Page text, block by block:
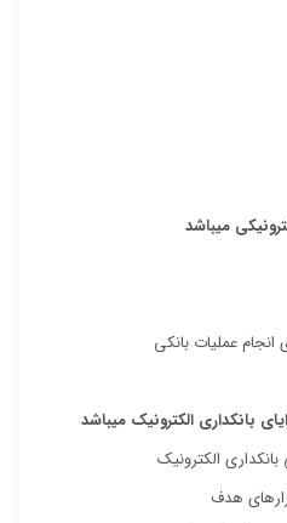
میباشد
عملیات بانکی
بانکداری الکترونیک میباشد
الکترونیک
هدف